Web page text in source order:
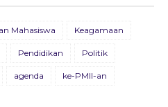
Mahasiswa Keagamaan
Pendidikan Politik
agenda ke-PMII-an